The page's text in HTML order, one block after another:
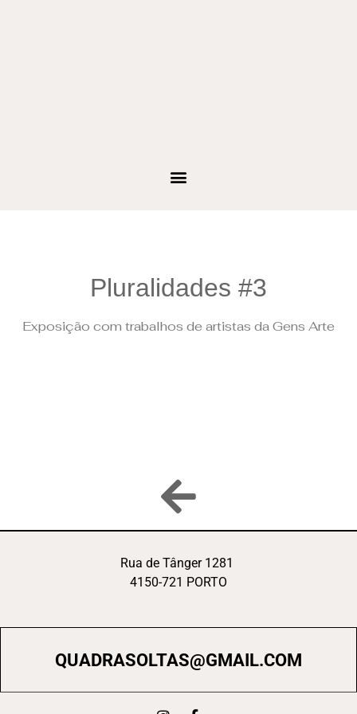
Pluralidades #3
Exposição com trabalhos de artistas da Gens Arte
Rua de Tânger 1281
4150-721 PORTO
QUADRASOLTAS@GMAIL.COM